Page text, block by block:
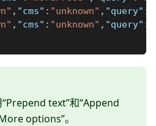
, "cms" : "unknown" , "query" :
, "cms" : "unknown" , "query" :
text”和“Append
options”。